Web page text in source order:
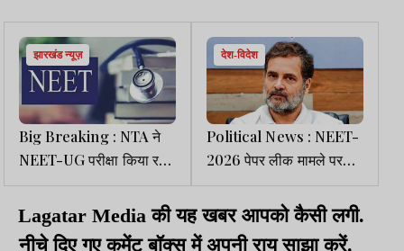
झारखंड न्यूज़
Big Breaking : NTA ने
NEET-UG परीक्षा किया रद्द,
पेपर लीक की जांच का जिम्मा
CBI को सौंपा
देश-विदेश
Political News : NEET-
2026 पेपर लीक मामले पर
राहुल गांधी का केंद्र पर हमला
Lagatar Media की यह खबर आपको कैसी लगी.
नीचे दिए गए कमेंट बॉक्स में अपनी राय साझा करें.